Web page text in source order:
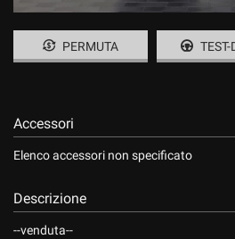
PERMUTA TEST-
Accessori
Elenco accessori non specificato
Descrizione
--venduta--